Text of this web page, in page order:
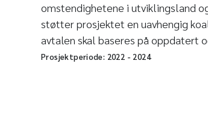
omstendighetene i utviklingsland
støtter prosjektet en uavhengig
avtalen skal baseres på oppdatert
Prosjektperiode: 2022 - 2024